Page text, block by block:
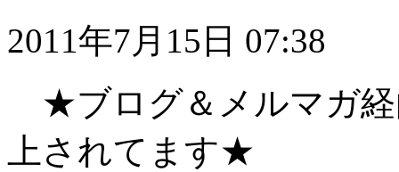
2011年7月15日 07:38
★ブログ＆メルマガ経
上されてます★